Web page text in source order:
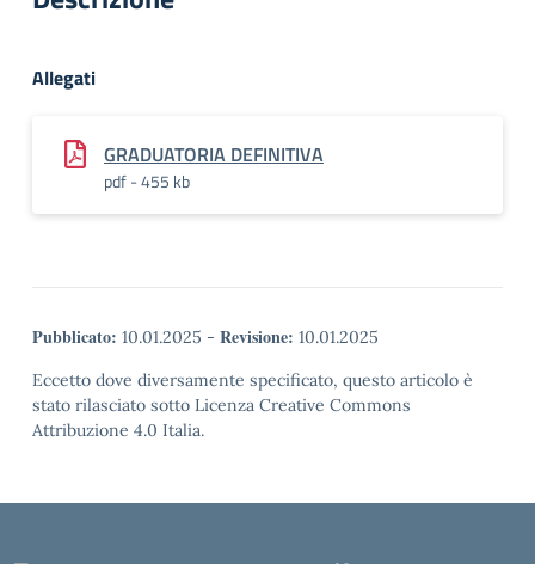
Allegati
GRADUATORIA DEFINITIVA
pdf - 455 kb
Pubblicato: 10.01.2025 - Revisione: 10.01.2025
Eccetto dove diversamente specificato, questo articolo è
stato rilasciato sotto Licenza Creative Commons
Attribuzione 4.0 Italia.